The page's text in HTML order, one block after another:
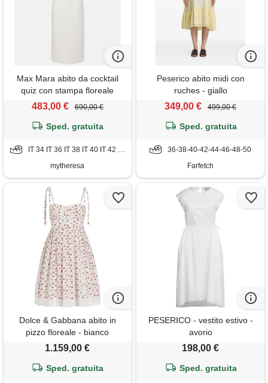
Max Mara abito da cocktail
quiz con stampa floreale
483,00 € 690,00 €
Sped. gratuita
IT 34 IT 36 IT 38 IT 40 IT 42 IT 44 IT 46 IT 48 IT 50
mytheresa
Peserico abito midi con
ruches - giallo
349,00 € 499,00 €
Sped. gratuita
36-38-40-42-44-46-48-50
Farfetch
Dolce & Gabbana abito in
pizzo floreale - bianco
1.159,00 €
Sped. gratuita
PESERICO - vestito estivo -
avorio
198,00 €
Sped. gratuita